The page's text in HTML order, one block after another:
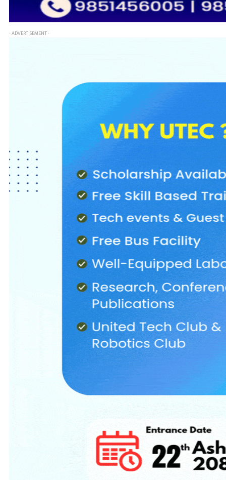
- ADVERTISEMENT -